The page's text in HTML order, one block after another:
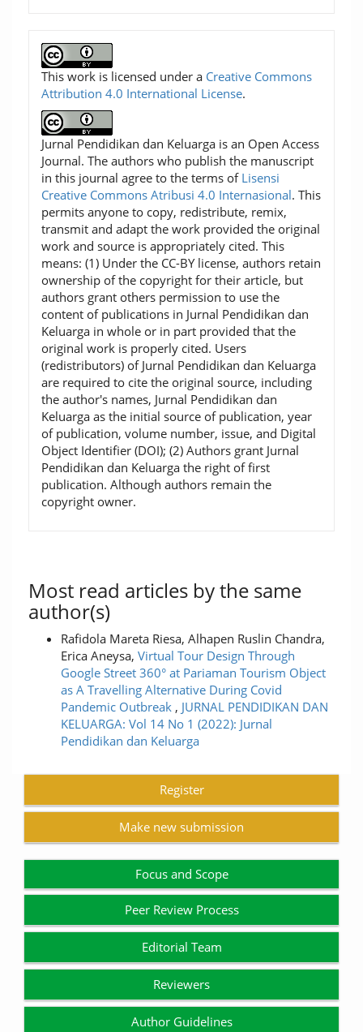
This work is licensed under a Creative Commons
Attribution 4.0 International License.
Jurnal Pendidikan dan Keluarga is an Open Access
Journal. The authors who publish the manuscript
in this journal agree to the terms of Lisensi
Creative Commons Atribusi 4.0 Internasional. This
permits anyone to copy, redistribute, remix,
transmit and adapt the work provided the original
work and source is appropriately cited. This
means: (1) Under the CC-BY license, authors retain
ownership of the copyright for their article, but
authors grant others permission to use the
content of publications in Jurnal Pendidikan dan
Keluarga in whole or in part provided that the
original work is properly cited. Users
(redistributors) of Jurnal Pendidikan dan Keluarga
are required to cite the original source, including
the author's names, Jurnal Pendidikan dan
Keluarga as the initial source of publication, year
of publication, volume number, issue, and Digital
Object Identifier (DOI); (2) Authors grant Jurnal
Pendidikan dan Keluarga the right of first
publication. Although authors remain the
copyright owner.
Most read articles by the same
author(s)
Rafidola Mareta Riesa, Alhapen Ruslin Chandra,
Erica Aneysa, Virtual Tour Design Through
Google Street 360° at Pariaman Tourism Object
as A Travelling Alternative During Covid
Pandemic Outbreak , JURNAL PENDIDIKAN DAN
KELUARGA: Vol 14 No 1 (2022): Jurnal
Pendidikan dan Keluarga
Register
Make new submission
Focus and Scope
Peer Review Process
Editorial Team
Reviewers
Author Guidelines